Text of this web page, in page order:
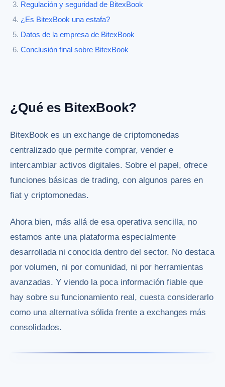
Regulación y seguridad de BitexBook
¿Es BitexBook una estafa?
Datos de la empresa de BitexBook
Conclusión final sobre BitexBook
¿Qué es BitexBook?
BitexBook es un exchange de criptomonedas
centralizado que permite comprar, vender e
intercambiar activos digitales. Sobre el papel, ofrece
funciones básicas de trading, con algunos pares en
fiat y criptomonedas.
Ahora bien, más allá de esa operativa sencilla, no
estamos ante una plataforma especialmente
desarrollada ni conocida dentro del sector. No destaca
por volumen, ni por comunidad, ni por herramientas
avanzadas. Y viendo la poca información fiable que
hay sobre su funcionamiento real, cuesta considerarlo
como una alternativa sólida frente a exchanges más
consolidados.